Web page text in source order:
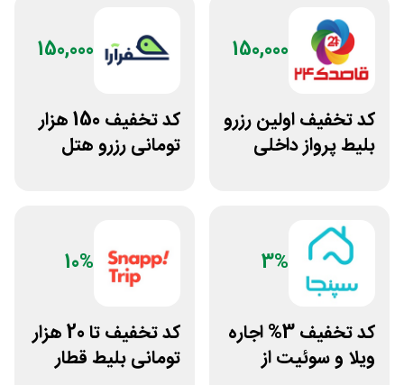
150,000
کد تخفیف اولین رزرو
بلیط پرواز داخلی
150,000
کد تخفیف 150 هزار
تومانی رزرو هتل
3%
کد تخفیف 3% اجاره
ویلا و سوئیت از
10%
کد تخفیف تا 20 هزار
تومانی بلیط قطار